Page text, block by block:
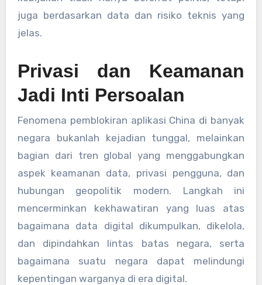
juga berdasarkan data dan risiko teknis yang
jelas.
Privasi dan Keamanan
Jadi Inti Persoalan
Fenomena pemblokiran aplikasi China di banyak
negara bukanlah kejadian tunggal, melainkan
bagian dari tren global yang menggabungkan
aspek keamanan data, privasi pengguna, dan
hubungan geopolitik modern. Langkah ini
mencerminkan kekhawatiran yang luas atas
bagaimana data digital dikumpulkan, dikelola,
dan dipindahkan lintas batas negara, serta
bagaimana suatu negara dapat melindungi
kepentingan warganya di era digital.